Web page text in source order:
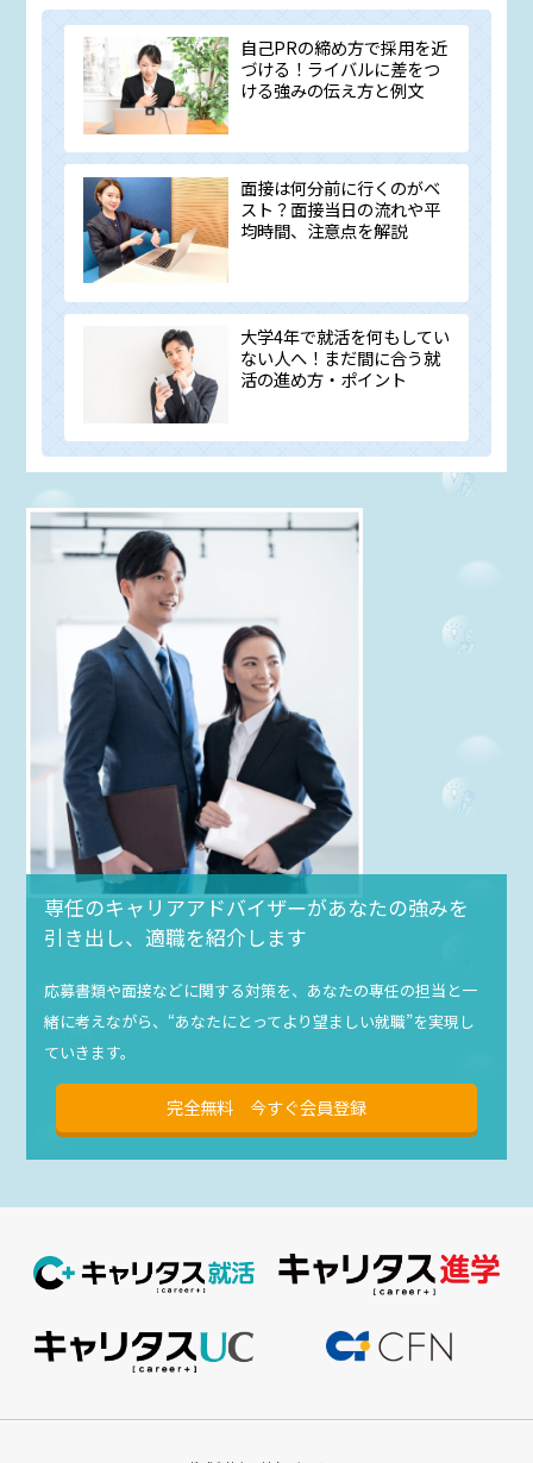
自己PRの締め方で採用を近
づける！ライバルに差をつ
ける強みの伝え方と例文
面接は何分前に行くのがベ
スト？面接当日の流れや平
均時間、注意点を解説
大学4年で就活を何もしてい
ない人へ！まだ間に合う就
活の進め方・ポイント
専任のキャリアアドバイザーがあなたの強みを
引き出し、適職を紹介します
応募書類や面接などに関する対策を、あなたの専任の担当と一
緒に考えながら、“あなたにとってより望ましい就職”を実現し
ていきます。
完全無料 今すぐ会員登録